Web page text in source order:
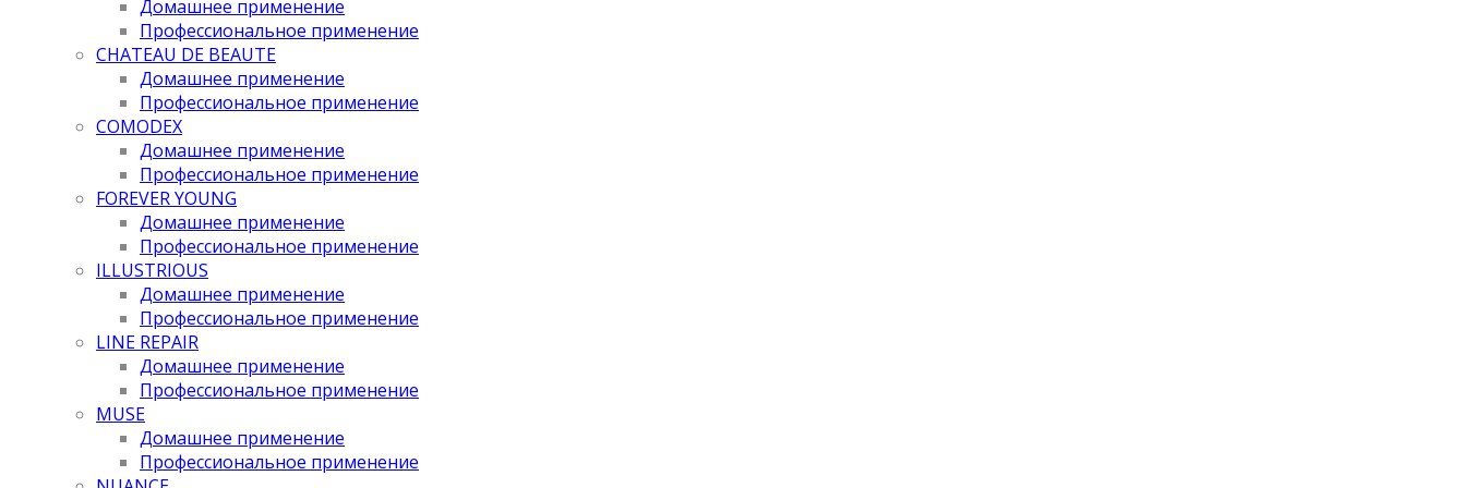
Домашнее применение
Профессиональное применение
CHATEAU DE BEAUTE
Домашнее применение
Профессиональное применение
COMODEX
Домашнее применение
Профессиональное применение
FOREVER YOUNG
Домашнее применение
Профессиональное применение
ILLUSTRIOUS
Домашнее применение
Профессиональное применение
LINE REPAIR
Домашнее применение
Профессиональное применение
MUSE
Домашнее применение
Профессиональное применение